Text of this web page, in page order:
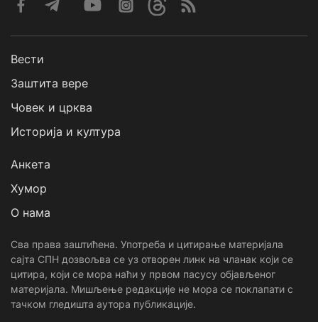
Вести
Заштита вере
Човек и црква
Историја и култура
Анкета
Хумор
О нама
Сва права заштићена. Употреба и цитирање материјала
сајта СПН дозвољва се уз отворен линк на чланак који се
цитира, који се мора наћи у првом пасусу објављеног
материјала. Мишљење редакције не мора се поклапати с
тачком гледишта аутора публикације.